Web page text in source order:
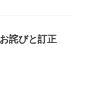
詫びと訂正